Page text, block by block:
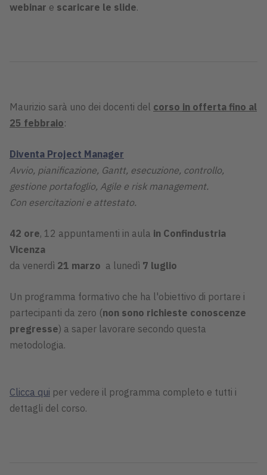
webinar e scaricare le slide.
Maurizio sarà uno dei docenti del corso in offerta fino al
25 febbraio:
Diventa Project Manager
Avvio, pianificazione, Gantt, esecuzione, controllo,
gestione portafoglio, Agile e risk management.
Con esercitazioni e attestato.
42 ore, 12 appuntamenti in aula in Confindustria
Vicenza
da venerdì 21 marzo a lunedì 7 luglio
Un programma formativo che ha l'obiettivo di portare i
partecipanti da zero (non sono richieste conoscenze
pregresse) a saper lavorare secondo questa
metodologia.
Clicca qui per vedere il programma completo e tutti i
dettagli del corso.